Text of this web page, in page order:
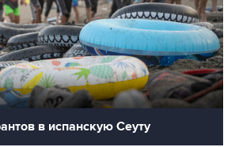
в испанскую Сеуту